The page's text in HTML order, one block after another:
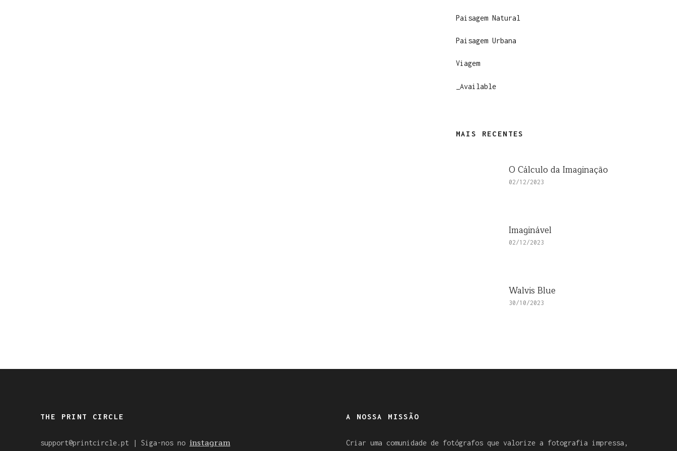
Paisagem Natural
Paisagem Urbana
Viagem
_Available
MAIS RECENTES
O Cálculo da Imaginação
02/12/2023
Imaginável
02/12/2023
Walvis Blue
30/10/2023
THE PRINT CIRCLE
support@printcircle.pt | Siga-nos no instagram
A NOSSA MISSÃO
Criar uma comunidade de fotógrafos que valorize a fotografia impressa,